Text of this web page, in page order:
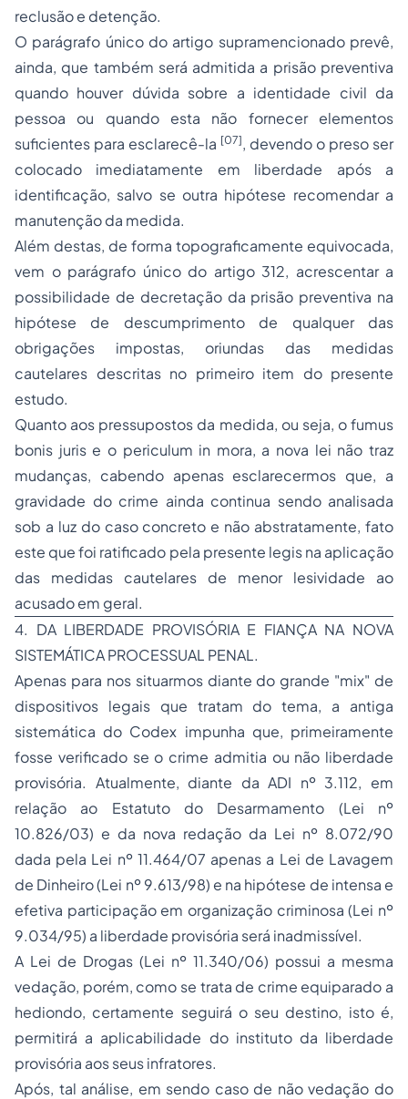
reclusão e detenção.
O parágrafo único do artigo supramencionado prevê,
ainda, que também será admitida a prisão preventiva
quando houver dúvida sobre a identidade civil da
pessoa ou quando esta não fornecer elementos
suficientes para esclarecê-la [07], devendo o preso ser
colocado imediatamente em liberdade após a
identificação, salvo se outra hipótese recomendar a
manutenção da medida.
Além destas, de forma topograficamente equivocada,
vem o parágrafo único do artigo 312, acrescentar a
possibilidade de decretação da prisão preventiva na
hipótese de descumprimento de qualquer das
obrigações impostas, oriundas das medidas
cautelares descritas no primeiro item do presente
estudo.
Quanto aos pressupostos da medida, ou seja, ofumus
bonis jurise o periculum in mora, a nova lei não traz
mudanças, cabendo apenas esclarecermos que, a
gravidade do crime ainda continua sendo analisada
sob a luz do caso concreto e não abstratamente, fato
este que foi ratificado pela presente legisna aplicação
das medidas cautelares de menor lesividade ao
acusado em geral.
4. DA LIBERDADE PROVISÓRIA E FIANÇA NA NOVA
SISTEMÁTICA PROCESSUAL PENAL.
Apenas para nos situarmos diante do grande "mix" de
dispositivos legais que tratam do tema, a antiga
sistemática do Codex impunha que, primeiramente
fosse verificado se o crime admitia ou não liberdade
provisória. Atualmente, diante da ADI nº 3.112, em
relação ao Estatuto do Desarmamento (Lei nº
10.826/03) e da nova redação da Lei nº 8.072/90
dada pela Lei nº 11.464/07 apenas a Lei de Lavagem
de Dinheiro (Lei nº 9.613/98) e na hipótese de intensa e
efetiva participação em organização criminosa (Lei nº
9.034/95) a liberdade provisória será inadmissível.
A Lei de Drogas (Lei nº 11.340/06) possui a mesma
vedação, porém, como se trata de crime equiparado a
hediondo, certamente seguirá o seu destino, isto é,
permitirá a aplicabilidade do instituto da liberdade
provisória aos seus infratores.
Após, tal análise, em sendo caso de não vedação do